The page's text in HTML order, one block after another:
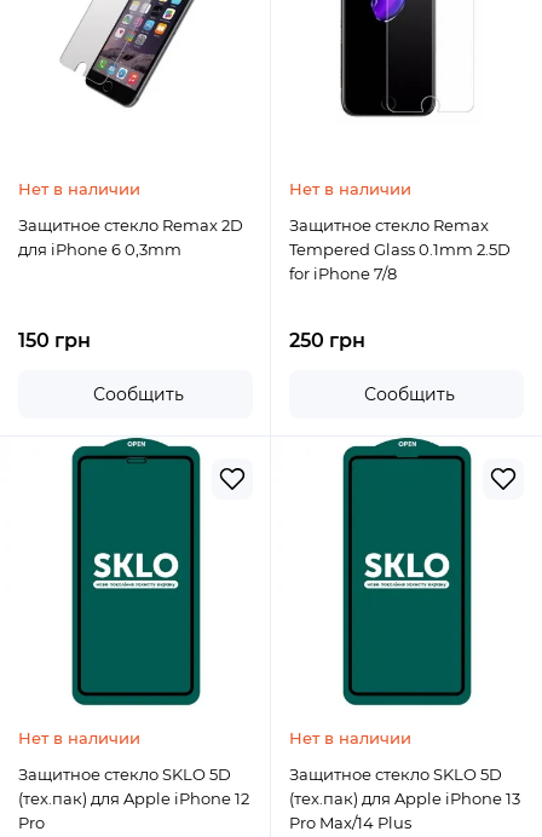
Нет в наличии
Защитное стекло Remax 2D
для iPhone 6 0,3mm
150 грн
Сообщить
Нет в наличии
Защитное стекло Remax
Tempered Glass 0.1mm 2.5D
for iPhone 7/8
250 грн
Сообщить
Нет в наличии
Защитное стекло SKLO 5D
(тех.пак) для Apple iPhone 12
Pro
Нет в наличии
Защитное стекло SKLO 5D
(тех.пак) для Apple iPhone 13
Pro Max/14 Plus